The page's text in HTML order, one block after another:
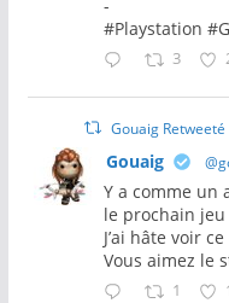
-
#Playstation
3
Gouaig Retweeté
Gouaig
Y a comme un
le prochain jeu
J’ai hâte voir
Vous aimez le
1